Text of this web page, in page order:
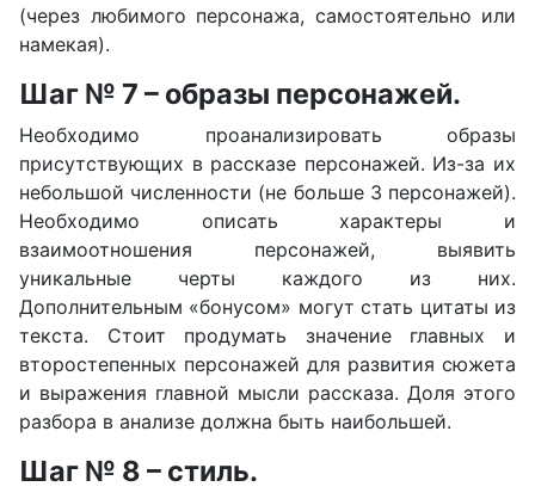
(через любимого персонажа, самостоятельно или
намекая).
Шаг № 7 – образы персонажей.
Необходимо проанализировать образы
присутствующих в рассказе персонажей. Из-за их
небольшой численности (не больше 3 персонажей).
Необходимо описать характеры и
взаимоотношения персонажей, выявить
уникальные черты каждого из них.
Дополнительным «бонусом» могут стать цитаты из
текста. Стоит продумать значение главных и
второстепенных персонажей для развития сюжета
и выражения главной мысли рассказа. Доля этого
разбора в анализе должна быть наибольшей.
Шаг № 8 – стиль.